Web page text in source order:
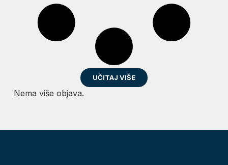
UČITAJ VIŠE
Nema više objava.